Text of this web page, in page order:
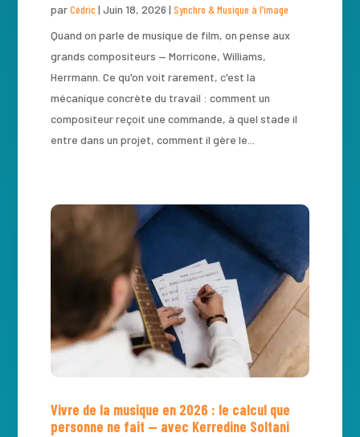
parCédric| Juin 18, 2026 | Synchro & Musique à l’image
Quand on parle de musique de film, on pense aux
grands compositeurs — Morricone, Williams,
Herrmann. Ce qu'on voit rarement, c'est la
mécanique concrète du travail : comment un
compositeur reçoit une commande, à quel stade il
entre dans un projet, comment il gère le...
Vivre de la musique en 2026 : le calcul que
personne ne fait — avec Kerredine Soltani